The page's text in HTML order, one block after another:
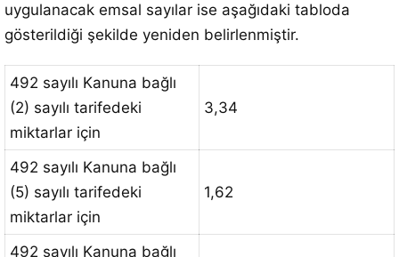
uygulanacak emsal sayılar ise aşağıdaki tabloda
gösterildiği şekilde yeniden belirlenmiştir.
492 sayılı Kanuna bağlı
(2) sayılı tarifedeki
miktarlar için
3,34
492 sayılı Kanuna bağlı
(5) sayılı tarifedeki
miktarlar için
1,62
492 sayılı Kanuna bağlı